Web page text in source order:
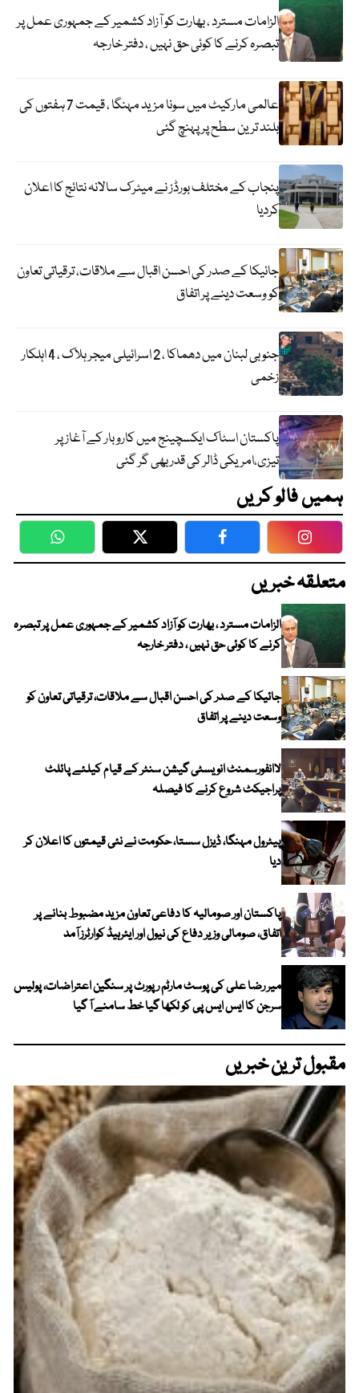
الزامات مسترد ، بھارت کو آزاد کشمیر کے جمہوری عمل پر
تبصرہ کرنے کا کوئی حق نہیں ، دفتر خارجہ
عالمی مارکیٹ میں سونا مزید مہنگا ، قیمت 7 ہفتوں کی
بلند ترین سطح پر پہنچ گئی
پنجاب کے مختلف بورڈز نے میٹرک سالانہ نتائج کا اعلان
کردیا
جائیکا کے صدر کی احسن اقبال سے ملاقات، ترقیاتی تعاون
کو وسعت دینے پر اتفاق
جنوبی لبنان میں دھماکا ، 2 اسرائیلی میجر ہلاک ، 4 اہلکار
زخمی
پاکستان اسٹاک ایکسچینج میں کاروبار کے آغاز پر
تیزی،امریکی ڈالر کی قدر بھی گر گئی
ہمیں فالو کریں
WhatsApp Twitter Facebook
متعلقہ خبریں
الزامات مسترد ، بھارت کو آزاد کشمیر کے جمہوری عمل پر تبصرہ
کرنے کا کوئی حق نہیں ، دفتر خارجہ
جائیکا کے صدر کی احسن اقبال سے ملاقات، ترقیاتی تعاون کو
وسعت دینے پر اتفاق
لاانفورسمنٹ انویسٹی گیشن سنٹر کے قیام کیلئے پائلٹ
پراجیکٹ شروع کرنے کا فیصلہ
پیٹرول مہنگا، ڈیزل سستا، حکومت نے نئی قیمتوں کا اعلان کر
دیا
پاکستان اور صومالیہ کا دفاعی تعاون مزید مضبوط بنانے پر
اتفاق، صومالی وزیر دفاع کی نیول اور ایئرہیڈ کوارٹرز آمد
میر رضا علی کی پوسٹ مارٹم رپورٹ پر سنگین اعتراضات، پولیس
سرجن کا ایس ایس پی کو لکھا گیا خط سامنے آ گیا
مقبول ترین خبریں